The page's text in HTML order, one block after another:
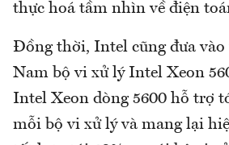
thực hoá tầm nhìn về điện
Đồng thời, Intel cũng đưa
Nam bộ vi xử lý Intel Xeon
Intel Xeon dòng 5600 hỗ trợ
mỗi bộ vi xử lý và mang lại